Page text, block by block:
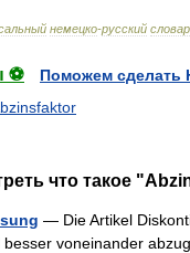
немецко-русский
⚽
Поможем сделать
что такое
— Die Artikel
besser voneinander